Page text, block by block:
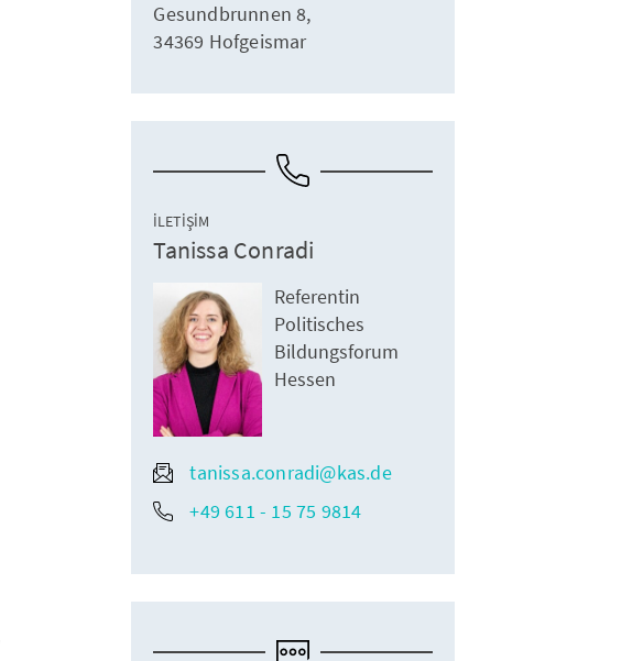
Gesundbrunnen 8,
34369 Hofgeismar
İLETIŞIM
Tanissa Conradi
Referentin
Politisches
Bildungsforum
Hessen
tanissa.conradi@kas.de
+49 611 - 15 75 9814